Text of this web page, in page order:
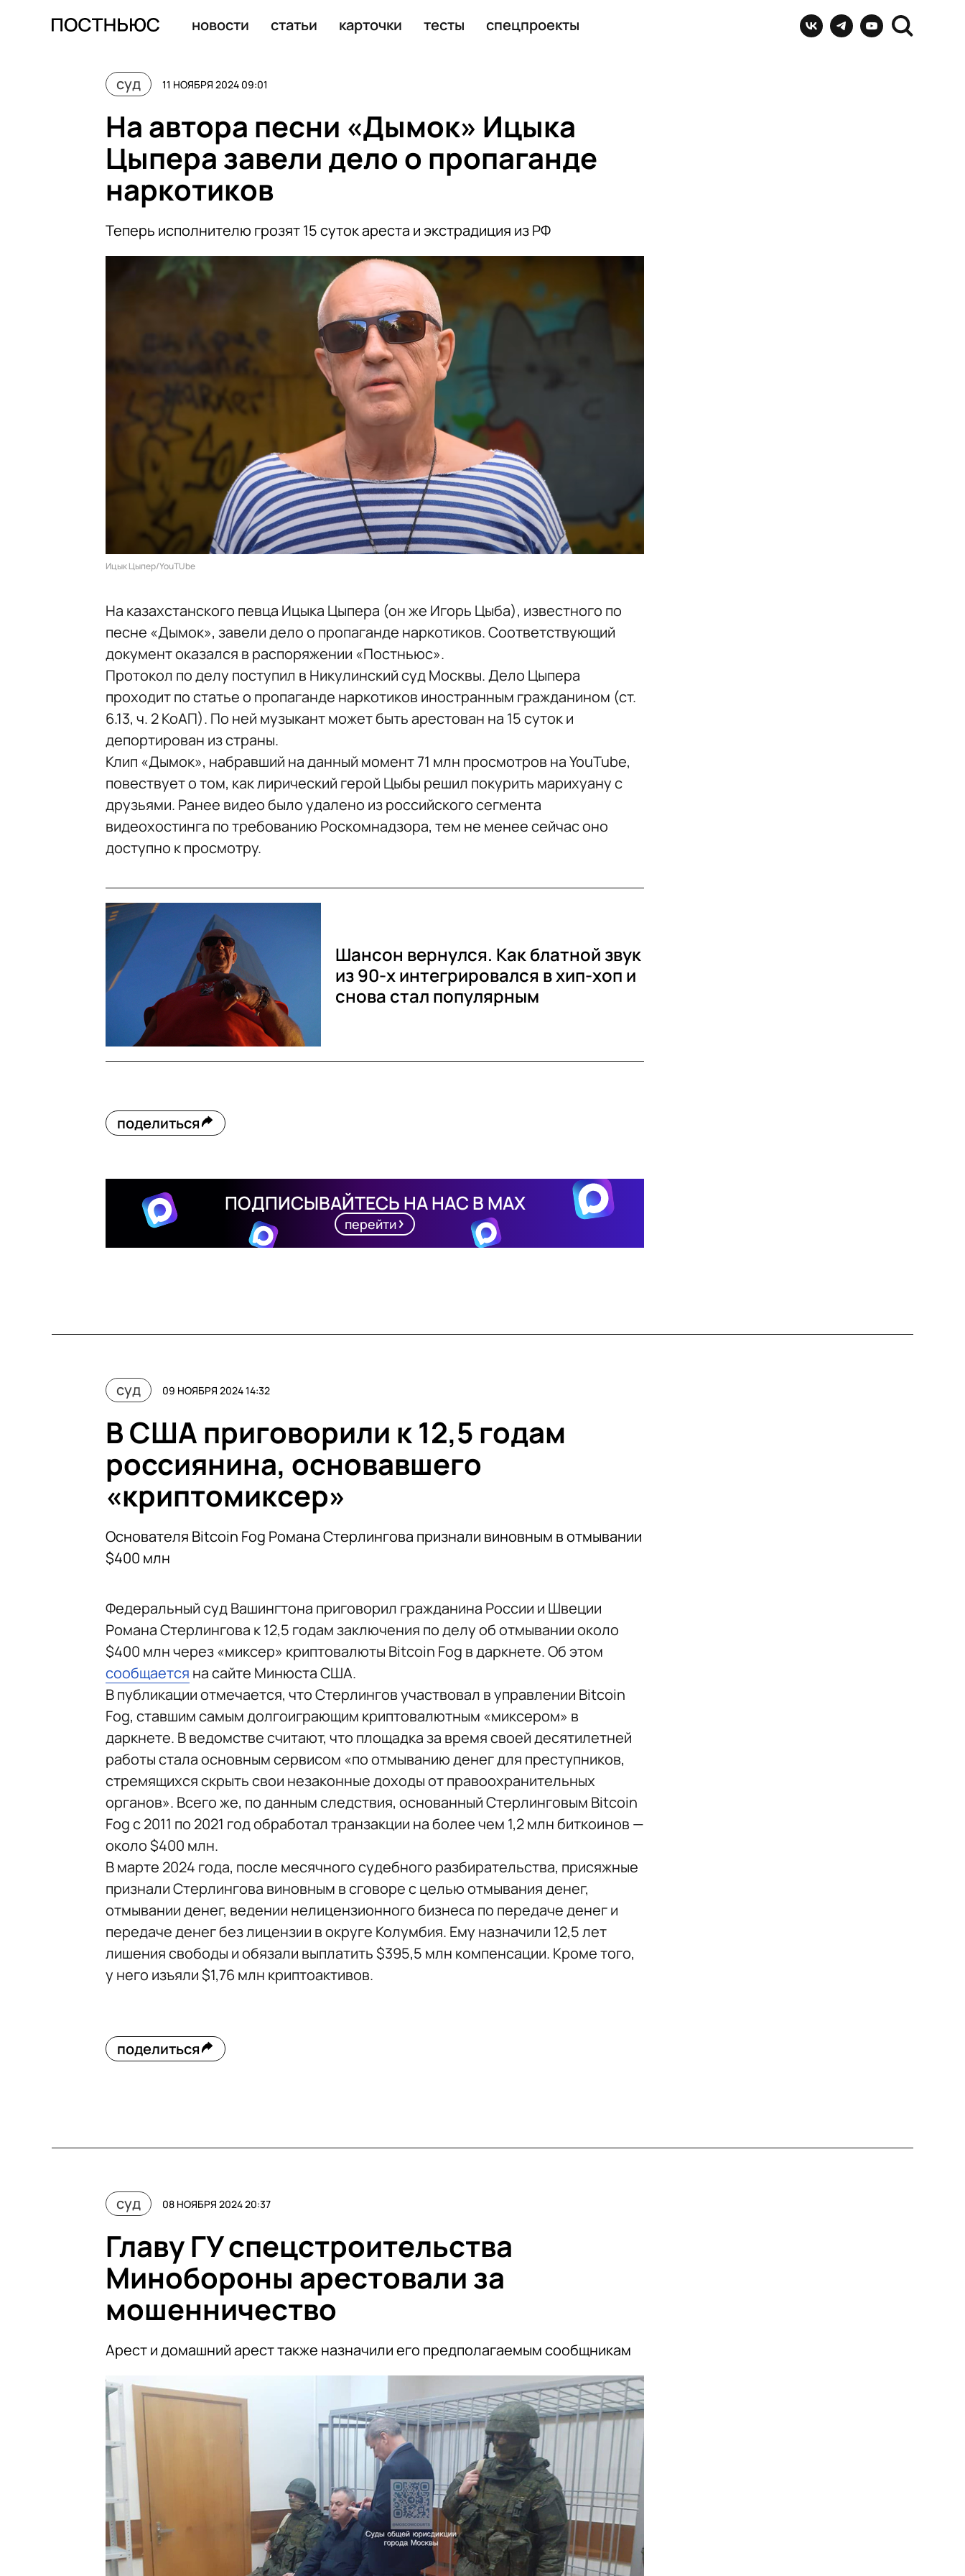
новости статьи карточки тесты спецпроекты
суд 11 НОЯБРЯ 2024 09:01
На автора песни «Дымок» Ицыка
Цыпера завели дело о пропаганде
наркотиков
Теперь исполнителю грозят 15 суток ареста и экстрадиция из РФ
Ицык Цыпер/YouTUbe
На казахстанского певца Ицыка Цыпера (он же Игорь Цыба), известного по
песне «Дымок», завели дело о пропаганде наркотиков. Соответствующий
документ оказался в распоряжении «Постньюс».
Протокол по делу поступил в Никулинский суд Москвы. Дело Цыпера
проходит по статье о пропаганде наркотиков иностранным гражданином (ст.
6.13, ч. 2 КоАП). По ней музыкант может быть арестован на 15 суток и
депортирован из страны.
Клип «Дымок», набравший на данный момент 71 млн просмотров на YouTube,
повествует о том, как лирический герой Цыбы решил покурить марихуану с
друзьями. Ранее видео было удалено из российского сегмента
видеохостинга по требованию Роскомнадзора, тем не менее сейчас оно
доступно к просмотру.
Шансон вернулся. Как блатной звук
из 90-х интегрировался в хип-хоп и
снова стал популярным
поделиться
ПОДПИСЫВАЙТЕСЬ НА НАС В MAX
перейти
суд 09 НОЯБРЯ 2024 14:32
В США приговорили к 12,5 годам
россиянина, основавшего
«криптомиксер»
Основателя Bitcoin Fog Романа Стерлингова признали виновным в отмывании
$400 млн
Федеральный суд Вашингтона приговорил гражданина России и Швеции
Романа Стерлингова к 12,5 годам заключения по делу об отмывании около
$400 млн через «миксер» криптовалюты Bitcoin Fog в даркнете. Об этом
сообщается на сайте Минюста США.
В публикации отмечается, что Стерлингов участвовал в управлении Bitcoin
Fog, ставшим самым долгоиграющим криптовалютным «миксером» в
даркнете. В ведомстве считают, что площадка за время своей десятилетней
работы стала основным сервисом «по отмыванию денег для преступников,
стремящихся скрыть свои незаконные доходы от правоохранительных
органов». Всего же, по данным следствия, основанный Стерлинговым Bitcoin
Fog с 2011 по 2021 год обработал транзакции на более чем 1,2 млн биткоинов —
около $400 млн.
В марте 2024 года, после месячного судебного разбирательства, присяжные
признали Стерлингова виновным в сговоре с целью отмывания денег,
отмывании денег, ведении нелицензионного бизнеса по передаче денег и
передаче денег без лицензии в округе Колумбия. Ему назначили 12,5 лет
лишения свободы и обязали выплатить $395,5 млн компенсации. Кроме того,
у него изъяли $1,76 млн криптоактивов.
поделиться
суд 08 НОЯБРЯ 2024 20:37
Главу ГУ спецстроительства
Минобороны арестовали за
мошенничество
Арест и домашний арест также назначили его предполагаемым сообщникам